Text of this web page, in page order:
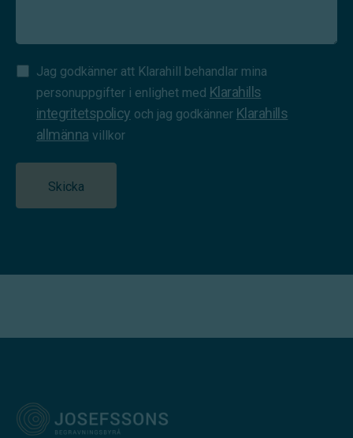
Samtycke
(Required)
Jag godkänner att Klarahill behandlar mina
personuppgifter i enlighet med Klarahills
integritetspolicy och jag godkänner Klarahills
allmänna villkor
Skicka